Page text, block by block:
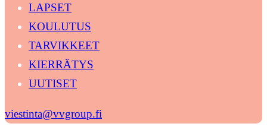
LAPSET
KOULUTUS
TARVIKKEET
KIERRÄTYS
UUTISET
viestinta@vvgroup.fi